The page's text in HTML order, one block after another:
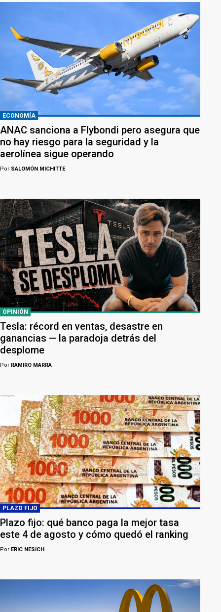
ECONOMÍA
ANAC sanciona a Flybondi pero asegura que
no hay riesgo para la seguridad y la
aerolínea sigue operando
Por SALOMÓN MICHITTE
OPINIÓN
Tesla: récord en ventas, desastre en
ganancias — la paradoja detrás del
desplome
Por RAMIRO MARRA
PLAZO FIJO
Plazo fijo: qué banco paga la mejor tasa
este 4 de agosto y cómo quedó el ranking
Por ERIC NESICH